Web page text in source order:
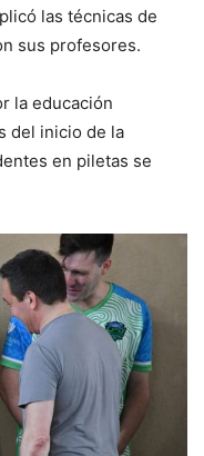
las técnicas de
sus profesores.
la educación
del inicio de la
en piletas se